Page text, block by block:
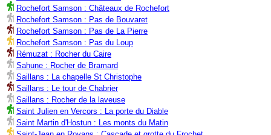
Rochefort Samson : Châteaux de Rochefort
Rochefort Samson : Pas de Bouvaret
Rochefort Samson : Pas de La Pierre
Rochefort Samson : Pas du Loup
Rémuzat : Rocher du Caire
Sahune : Rocher de Bramard
Saillans : La chapelle St Christophe
Saillans : Le tour de Chabrier
Saillans : Rocher de la laveuse
Saint Julien en Vercors : La porte du Diable
Saint Martin d'Hostun : Les monts du Matin